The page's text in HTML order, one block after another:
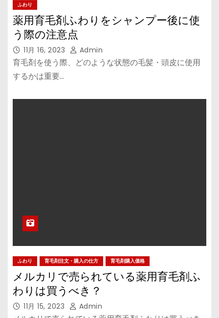
ふわり
薬用育毛剤ふわりをシャンプー後に使
う際の注意点
11月 16, 2023 Admin
育毛剤を使う際、どのような状態の毛髪・頭皮に使用
するかは重要…
ふわり 育毛剤注文・購入の仕方 育毛剤購入価格
メルカリで売られている薬用育毛剤ふ
わりは買うべき？
11月 15, 2023 Admin